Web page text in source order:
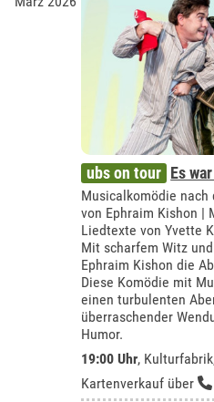
ubs on tour Es
Musicalkomödie nach
von Ephraim Kishon |
Liedtexte von Yvette
Mit scharfem Witz
Ephraim Kishon die
Diese Komödie mit
einen turbulenten
überraschender
Humor.
19:00 Uhr,
Kartenverkauf über